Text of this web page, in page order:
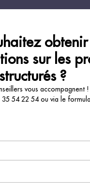
sur les
structurés ?
vous accompagnent !
35 54 22 54ou via le